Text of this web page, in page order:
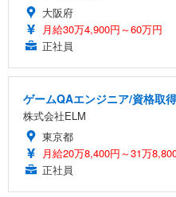
大阪府
月給30万4,900円～60万円
正社員
ゲームQAエンジニア/資格取
株式会社ELM
東京都
月給20万8,400円～31万
正社員